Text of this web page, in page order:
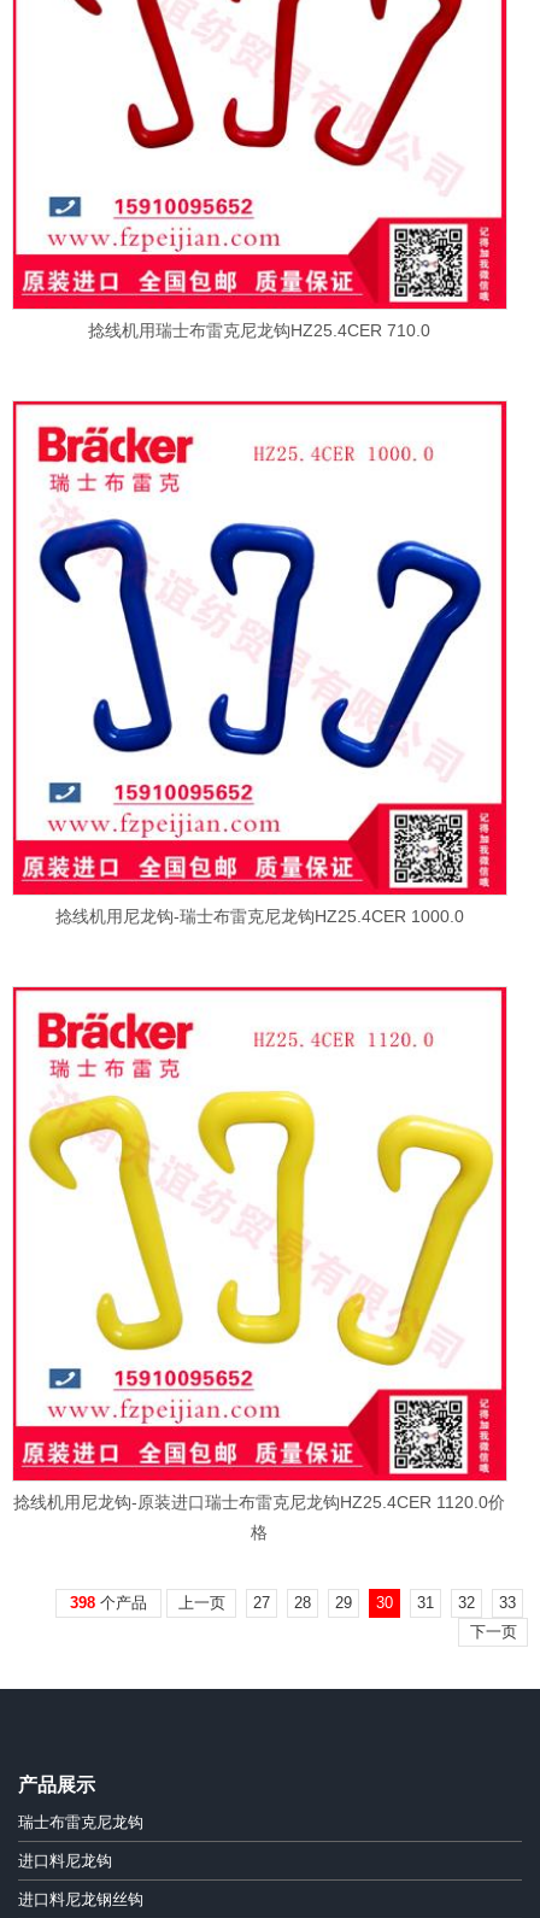
捻线机用瑞士布雷克尼龙钩HZ25.4CER 710.0
捻线机用尼龙钩-瑞士布雷克尼龙钩HZ25.4CER 1000.0
捻线机用尼龙钩-原装进口瑞士布雷克尼龙钩HZ25.4CER 1120.0价
格
398 个产品 上一页 27 28 29 30 31 32
33
下一页
产品展示
瑞士布雷克尼龙钩
进口料尼龙钩
进口料尼龙钢丝钩